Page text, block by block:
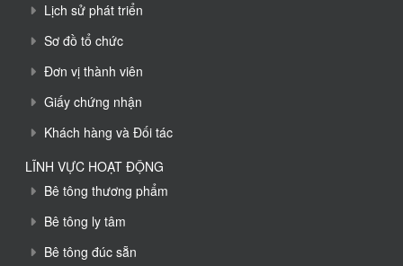
Lịch sử phát triển
Sơ đồ tổ chức
Đơn vị thành viên
Giấy chứng nhận
Khách hàng và Đối tác
LĨNH VỰC HOẠT ĐỘNG
Bê tông thương phẩm
Bê tông ly tâm
Bê tông đúc sẵn